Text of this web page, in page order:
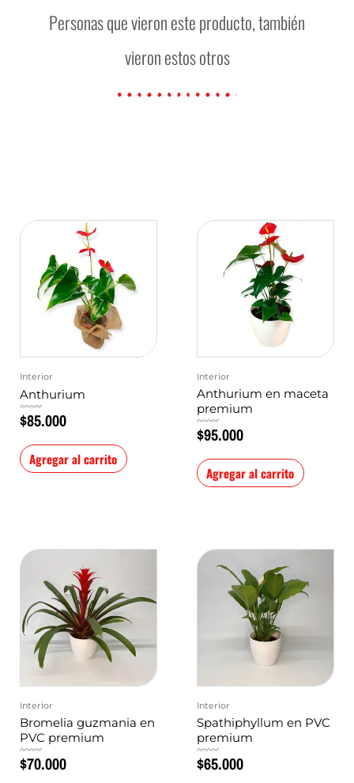
Personas que vieron este producto, también
vieron estos otros
Interior
Anthurium
en
0
de
$85.000
Agregar al carrito
Interior
Anthurium en maceta
premium
en
0
de
$95.000
Agregar al carrito
Interior
Bromelia guzmania en
PVC premium
en
0
de
$70.000
Interior
Spathiphyllum en PVC
premium
en
0
de
$65.000